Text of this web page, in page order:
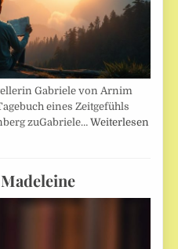
Gabriele von Arnim
eines Zeitgefühls
zuGabriele…Weiterlesen